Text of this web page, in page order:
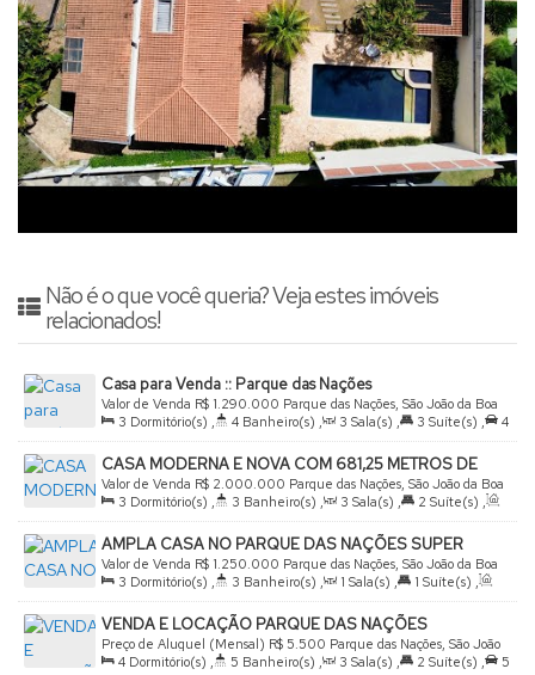
Não é o que você queria? Veja estes imóveis
relacionados!
Casa para Venda :: Parque das Nações
R$ 1.290.000
Valor de Venda
Parque das Nações, São João da Boa
Vista, São Paulo, Brasil
3 Dormitório(s) , 4 Banheiro(s) , 3 Sala(s) , 3 Suíte(s) ,
4
Vaga(s) , Útil: 359.00m² , Terreno: 300.00m²
CASA MODERNA E NOVA COM 681,25 METROS DE
TERRENO
R$ 2.000.000
Valor de Venda
Parque das Nações, São João da Boa
Vista, São Paulo, Brasil
3 Dormitório(s) , 3 Banheiro(s) , 3 Sala(s) , 2 Suíte(s) ,
Total: 312.01m² , 3 Vaga(s) , Terreno: 681.25m²
AMPLA CASA NO PARQUE DAS NAÇÕES SUPER
CONSERVADA
R$ 1.250.000
Valor de Venda
Parque das Nações, São João da Boa
Vista, São Paulo, Brasil
3 Dormitório(s) , 3 Banheiro(s) , 1 Sala(s) , 1 Suíte(s) ,
Total: 270.00m² , 2 Vaga(s) , Terreno: 300.00m² ,
Comprimento: 25.00m , Fundos: 12 .00m , Frente:
Lado Direito: 25.00m , Lado Esquerdo: 25.00m
VENDA E LOCAÇÃO PARQUE DAS NAÇÕES
R$ 5.500
Preço de Aluguel (Mensal)
Parque das Nações, São João
da Boa Vista, São Paulo, Brasil
4 Dormitório(s) , 5 Banheiro(s) , 3 Sala(s) , 2 Suíte(s) ,
5